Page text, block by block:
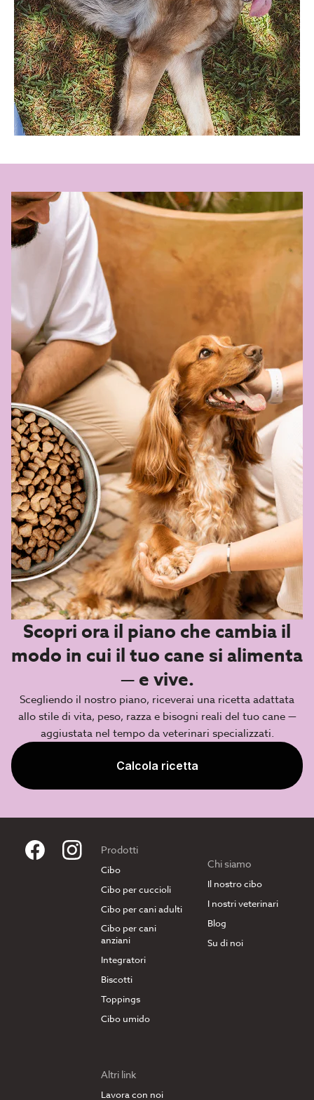
Scopri ora il piano che cambia il
modo in cui il tuo cane si alimenta
— e vive.
Scegliendo il nostro piano, riceverai una ricetta adattata
allo stile di vita, peso, razza e bisogni reali del tuo cane —
aggiustata nel tempo da veterinari specializzati.
Calcola ricetta
Prodotti
Cibo
Cibo per cuccioli
Cibo per cani adulti
Cibo per cani
anziani
Integratori
Biscotti
Toppings
Cibo umido
Chi siamo
Il nostro cibo
I nostri veterinari
Blog
Su di noi
Altri link
Lavora con noi